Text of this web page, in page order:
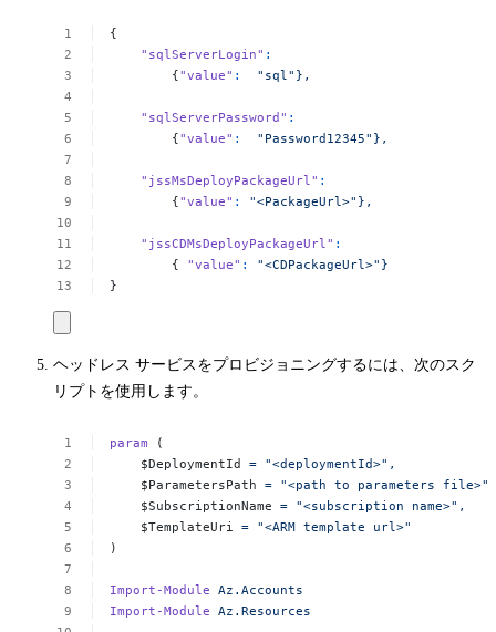
{
"sqlServerLogin" :
{"value" : "sql"},
"sqlServerPassword" :
{"value" : "Password12345"},
"jssMsDeployPackageUrl" :
{"value" : "<PackageUrl>"},
"jssCDMsDeployPackageUrl" :
{
"value" :
"<CDPackageUrl>"}
}
ヘッドレス サービスをプロビジョニングするには、次のスク
リプトを使用します。
param
(
$DeploymentId
= "<deploymentId>",
$ParametersPath = "<path to parameters
$SubscriptionName = "<subscription
name>",
$TemplateUri = "<ARM template
url>"
)
Import-Module Az.Accounts
Import-Module Az.Resources